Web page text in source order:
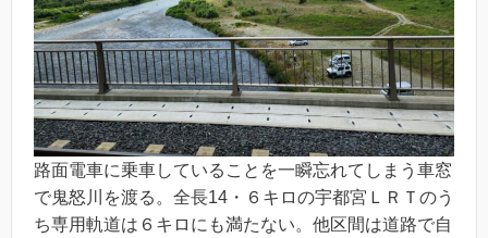
路面電車に乗車していることを一瞬忘れてしまう車窓
で鬼怒川を渡る。全長14・６キロの宇都宮ＬＲＴのう
ち専用軌道は６キロにも満たない。他区間は道路で自